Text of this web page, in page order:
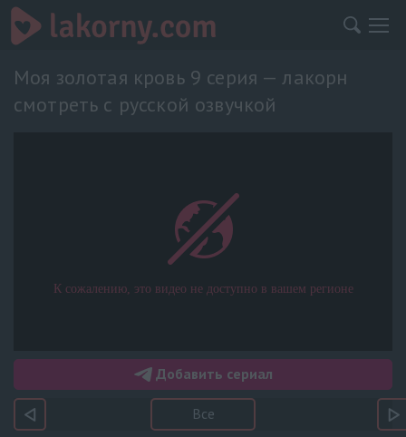
Моя золотая кровь 9 серия — лакорн
смотреть с русской озвучкой
Добавить сериал
Все